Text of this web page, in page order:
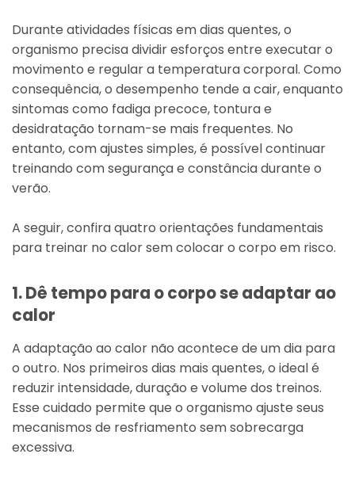
Durante atividades físicas em dias quentes, o
organismo precisa dividir esforços entre executar o
movimento e regular a temperatura corporal. Como
consequência, o desempenho tende a cair, enquanto
sintomas como fadiga precoce, tontura e
desidratação tornam-se mais frequentes. No
entanto, com ajustes simples, é possível continuar
treinando com segurança e constância durante o
verão.
A seguir, confira quatro orientações fundamentais
para treinar no calor sem colocar o corpo em risco.
1. Dê tempo para o corpo se adaptar ao
calor
A adaptação ao calor não acontece de um dia para
o outro. Nos primeiros dias mais quentes, o ideal é
reduzir intensidade, duração e volume dos treinos.
Esse cuidado permite que o organismo ajuste seus
mecanismos de resfriamento sem sobrecarga
excessiva.